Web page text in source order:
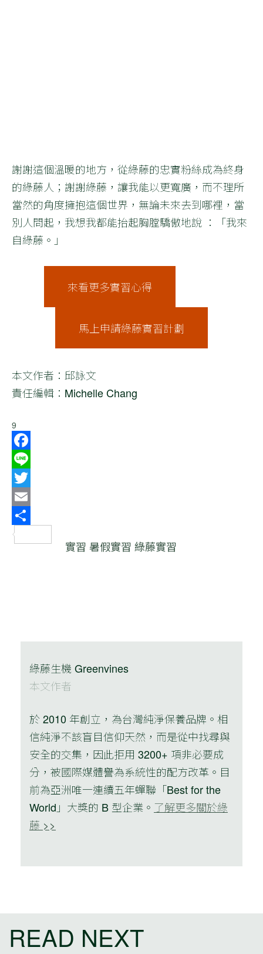
謝謝這個溫暖的地方，從綠藤的忠實粉絲成為終身
的綠藤人；謝謝綠藤，讓我能以更寬廣，而不理所
當然的角度擁抱這個世界，無論未來去到哪裡，當
別人問起，我想我都能抬起胸膛驕傲地說 ：「我來
自綠藤。」
來看更多實習心得
馬上申請綠藤實習計劃
本文作者：邱詠文
責任編輯：Michelle Chang
9
Facebook
Line
Twitter
Email
實習 暑假實習 綠藤實習
綠藤生機 Greenvines
本文作者
於 2010 年創立，為台灣純淨保養品牌。相
信純淨不該盲目信仰天然，而是從中找尋與
安全的交集，因此拒用 3200+ 項非必要成
分，被國際媒體譽為系統性的配方改革。目
前為亞洲唯一連續五年蟬聯「Best for the
World」大獎的 B 型企業。 了解更多關於綠
藤 >>
READ NEXT